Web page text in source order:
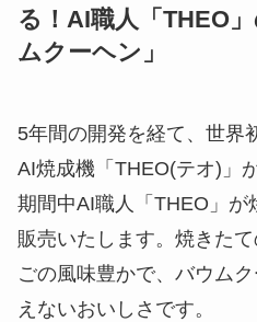
る！AI職人「THEO
ムクーヘン」
5年間の開発を経て、世界
AI焼成機「THEO(テオ)」
期間中AI職人「THEO」が
販売いたします。焼きた
ごの風味豊かで、バウム
えないおいしさです。